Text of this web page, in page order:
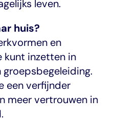
leven.
huis?
en
kunt inzetten in
een verfijnder
meer vertrouwen in